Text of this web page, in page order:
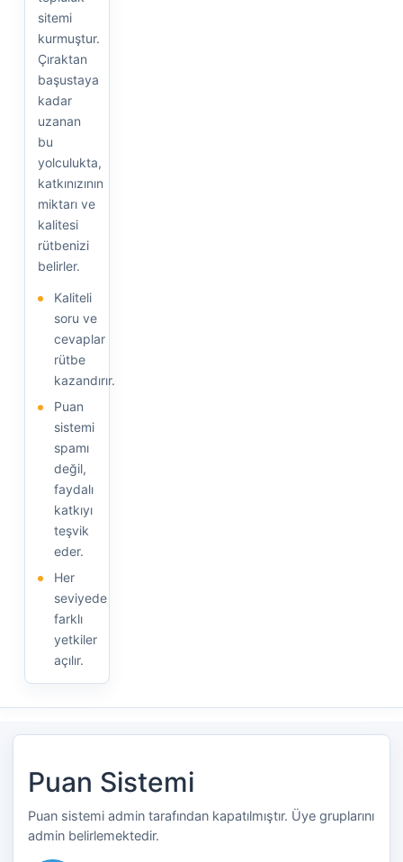
sitemi
kurmuştur.
Çıraktan
başustaya
kadar
uzanan
bu
yolculukta,
katkınızının
miktarı ve
kalitesi
rütbenizi
belirler.
Kaliteli
soru ve
cevaplar
rütbe
kazandırır.
Puan
sistemi
spamı
değil,
faydalı
katkıyı
teşvik
eder.
Her
seviyede
farklı
yetkiler
açılır.
Puan Sistemi
Puan sistemi admin tarafından kapatılmıştır. Üye gruplarını
admin belirlemektedir.